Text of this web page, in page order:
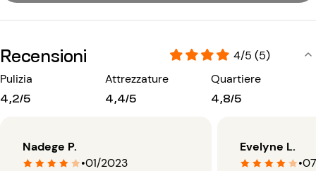
Recensioni
4/5 (5)
Pulizia
4,2/5
Attrezzature
4,4/5
Quartiere
4,8/5
Nadege P.
•01/2023
Evelyne L.
•